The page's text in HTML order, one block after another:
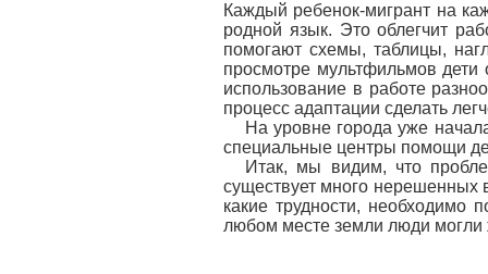
Каждый ребенок-мигрант на
родной язык. Это облегчит
помогают схемы, таблицы,
просмотре мультфильмов
использование в работе
процесс адаптации сделать
На уровне города уже
специальные центры помощи
Итак, мы видим, что
существует много нерешенных
какие трудности,
любом месте земли люди могли